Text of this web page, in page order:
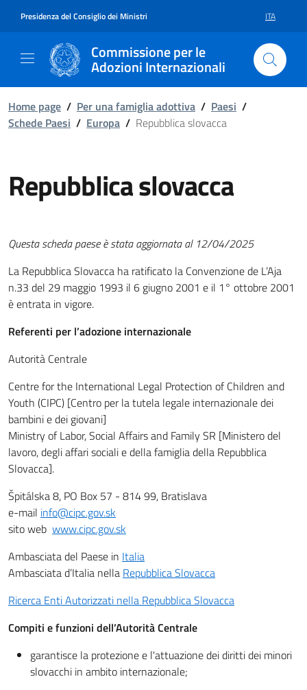
Presidenza del Consiglio dei Ministri ITA
Commissione per le
Adozioni Internazionali
Home page / Per una famiglia adottiva / Paesi /
Schede Paesi / Europa / Repubblica slovacca
Repubblica slovacca
Questa scheda paese è stata aggiornata al 12/04/2025
La Repubblica Slovacca ha ratificato la Convenzione de L’Aja
n.33 del 29 maggio 1993 il 6 giugno 2001 e il 1° ottobre 2001
è entrata in vigore.
Referenti per l’adozione internazionale
Autorità Centrale
Centre for the International Legal Protection of Children and
Youth (CIPC) [Centro per la tutela legale internazionale dei
bambini e dei giovani]
Ministry of Labor, Social Affairs and Family SR [Ministero del
lavoro, degli affari sociali e della famiglia della Repubblica
Slovacca].
Špitálska 8, PO Box 57 - 814 99, Bratislava
e-mail info@cipc.gov.sk
sito web www.cipc.gov.sk
Ambasciata del Paese in Italia
Ambasciata d’Italia nella Repubblica Slovacca
Ricerca Enti Autorizzati nella Repubblica Slovacca
Compiti e funzioni dell’Autorità Centrale
garantisce la protezione e l'attuazione dei diritti dei minori
slovacchi in ambito internazionale;